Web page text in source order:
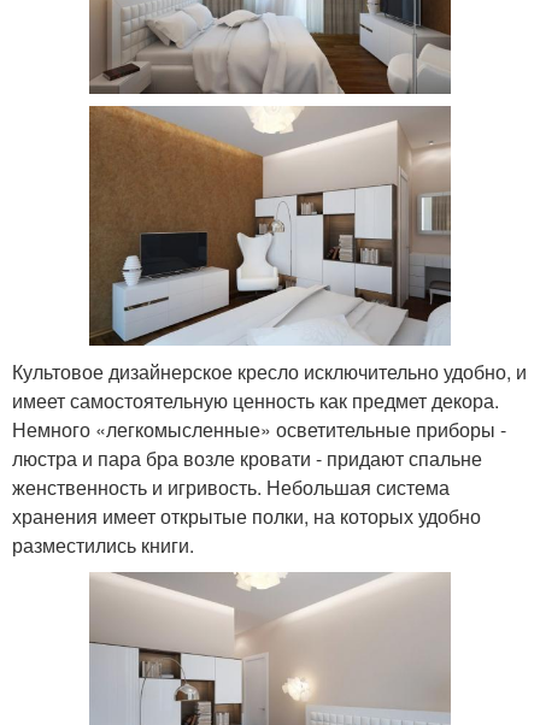
Культовое дизайнерское кресло исключительно удобно, и
имеет самостоятельную ценность как предмет декора.
Немного «легкомысленные» осветительные приборы -
люстра и пара бра возле кровати - придают спальне
женственность и игривость. Небольшая система
хранения имеет открытые полки, на которых удобно
разместились книги.